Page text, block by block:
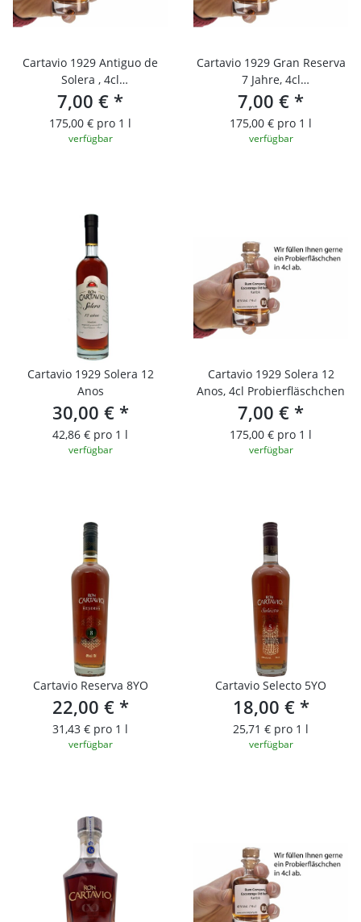
Cartavio 1929 Antiguo de
Solera , 4cl
Probierfläschchen
7,00 € *
175,00 € pro 1 l
verfügbar
Cartavio 1929 Gran Reserva
7 Jahre, 4cl
Probierfläschchen
7,00 € *
175,00 € pro 1 l
verfügbar
Cartavio 1929 Solera 12
Anos
30,00 € *
42,86 € pro 1 l
verfügbar
Cartavio 1929 Solera 12
Anos, 4cl Probierfläschchen
7,00 € *
175,00 € pro 1 l
verfügbar
Cartavio Reserva 8YO
22,00 € *
31,43 € pro 1 l
verfügbar
Cartavio Selecto 5YO
18,00 € *
25,71 € pro 1 l
verfügbar